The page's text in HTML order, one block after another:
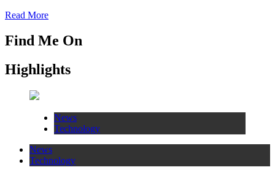
Read More
Find Me On
Highlights
News
Technology
News
Technology